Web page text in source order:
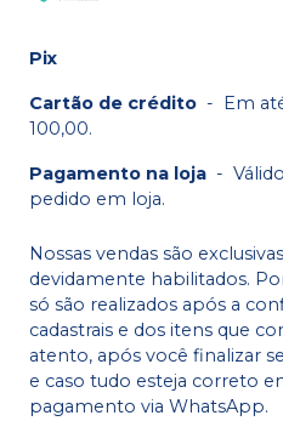
Pix
Cartão de crédito - Em
100,00.
Pagamento na loja -
pedido em loja.
Nossas vendas são
devidamente habilitados.
só são realizados após a
cadastrais e dos itens que
atento, após você finalizar
e caso tudo esteja correto
pagamento via WhatsApp.